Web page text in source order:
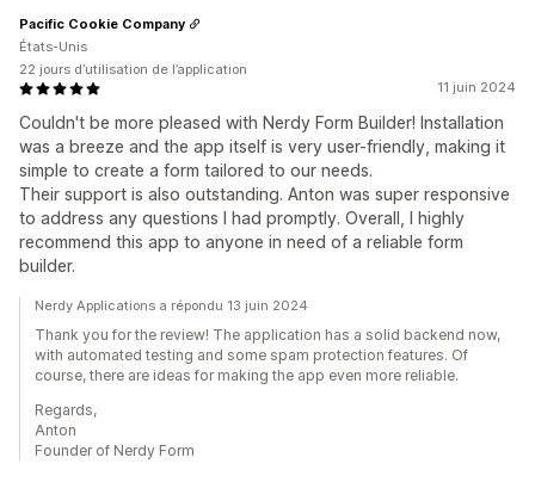
11 juin 2024
Couldn't be more pleased with Nerdy Form Builder! Installation
was a breeze and the app itself is very user-friendly, making it
simple to create a form tailored to our needs.
Their support is also outstanding. Anton was super responsive
to address any questions I had promptly. Overall, I highly
recommend this app to anyone in need of a reliable form
builder.
Pacific Cookie Company
États-Unis
22 jours d’utilisation de l’application
Nerdy Applications a répondu 13 juin 2024
Thank you for the review! The application has a solid backend now,
with automated testing and some spam protection features. Of
course, there are ideas for making the app even more reliable.
Regards,
Anton
Founder of Nerdy Form